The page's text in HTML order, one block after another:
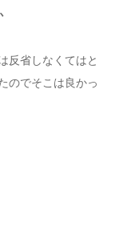
反省しなくてはと
のでそこは良かっ